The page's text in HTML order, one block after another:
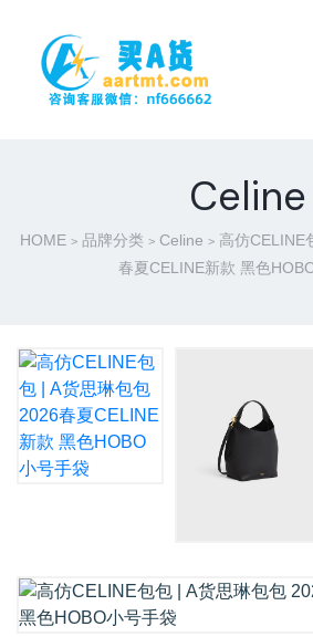
Celine
HOME > 品牌分类 > Celine > 高仿CELINE
春夏CELINE新款 黑色